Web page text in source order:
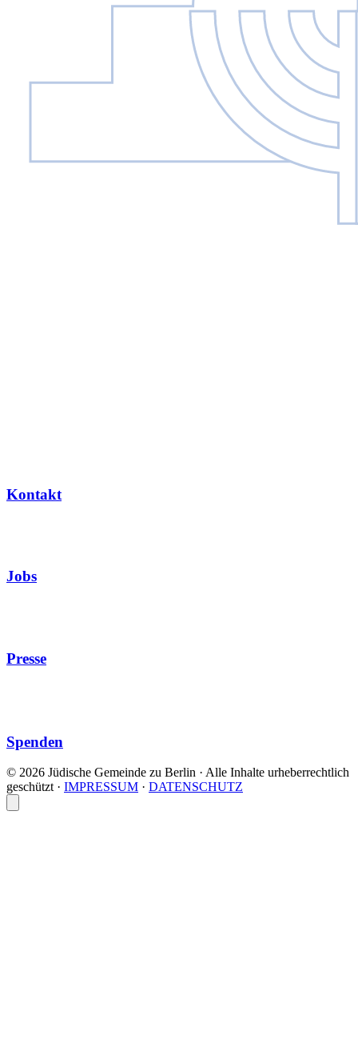
Kontakt
Jobs
Presse
Spenden
© 2026 Jüdische Gemeinde zu Berlin · Alle Inhalte urheberrechtlich
geschützt· IMPRESSUM · DATENSCHUTZ